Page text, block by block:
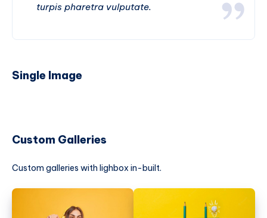
turpis pharetra vulputate.
Single Image
Custom Galleries
Custom galleries with lighbox in-built.